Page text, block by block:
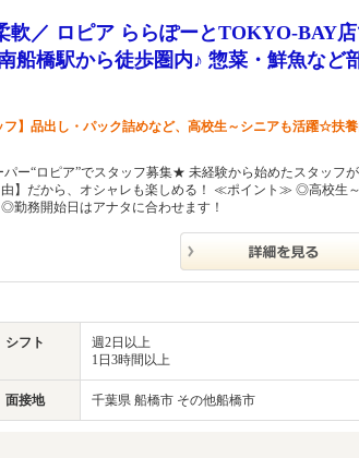
軟／ ロピア ららぽーとTOKYO-BAY
船橋駅から徒歩圏内♪ 惣菜・鮮魚など
フ】品出し・パック詰めなど、高校生～シニアも活躍☆扶
ー“ロピア”でスタッフ募集★ 未経験から始めたスタッフが
由】だから、オシャレも楽しめる！ ≪ポイント≫ ◎高校生
勤務開始日はアナタに合わせます！
シフト
週2日以上
1日3時間以上
面接地 千葉県 船橋市 その他船橋市